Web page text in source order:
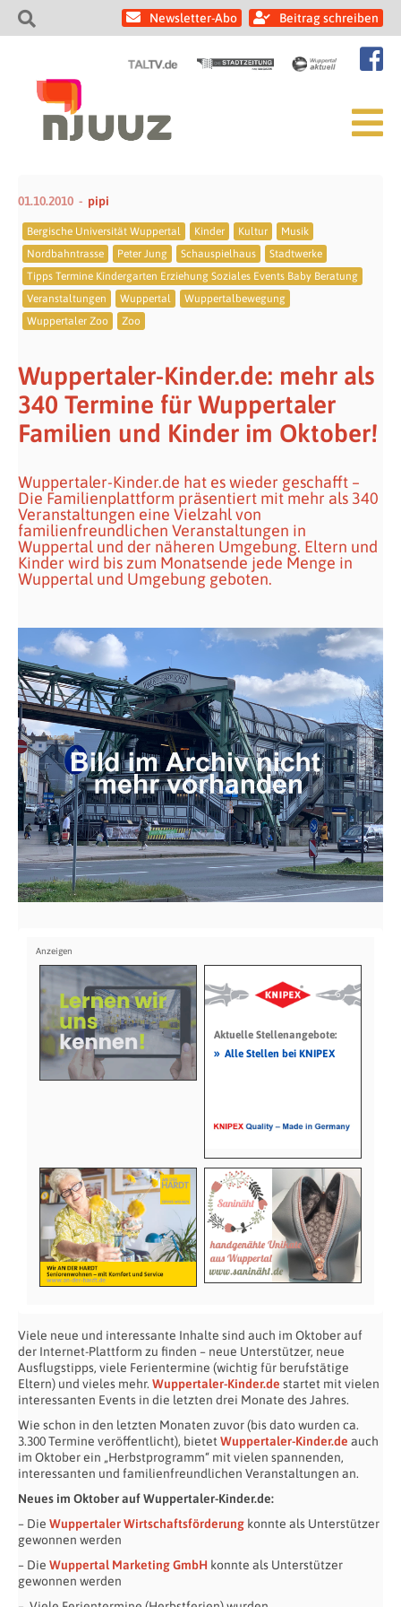
Newsletter-Abo Beitrag schreiben
01.10.2010 pipi
Bergische Universität Wuppertal Kinder Kultur
Musik
Nordbahntrasse
Peter Jung Schauspielhaus
Stadtwerke
Tipps Termine Kindergarten Erziehung Soziales Events Baby Beratung
Veranstaltungen
Wuppertal
Wuppertalbewegung
Wuppertaler Zoo
Zoo
Wuppertaler-Kinder.de: mehr als
340 Termine für Wuppertaler
Familien und Kinder im Oktober!
Wuppertaler-Kinder.de hat es wieder geschafft –
Die Familienplattform präsentiert mit mehr als 340
Veranstaltungen eine Vielzahl von
familienfreundlichen Veranstaltungen in
Wuppertal und der näheren Umgebung. Eltern und
Kinder wird bis zum Monatsende jede Menge in
Wuppertal und Umgebung geboten.
Aktuelle Stellenangebote:
» Alle Stellen bei KNIPEX
Viele neue und interessante Inhalte sind auch im Oktober auf
der Internet-Plattform zu finden – neue Unterstützer, neue
Ausflugstipps, viele Ferientermine (wichtig für berufstätige
Eltern) und vieles mehr. Wuppertaler-Kinder.de startet mit vielen
interessanten Events in die letzten drei Monate des Jahres.
Wie schon in den letzten Monaten zuvor (bis dato wurden ca.
3.300 Termine veröffentlicht), bietet Wuppertaler-Kinder.de auch
im Oktober ein „Herbstprogramm“ mit vielen spannenden,
interessanten und familienfreundlichen Veranstaltungen an.
Neues im Oktober auf Wuppertaler-Kinder.de:
– Die Wuppertaler Wirtschaftsförderung konnte als Unterstützer
gewonnen werden
– Die Wuppertal Marketing GmbH konnte als Unterstützer
gewonnen werden